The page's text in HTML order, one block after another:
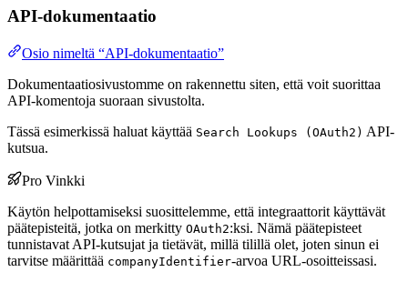
API-dokumentaatio
Osio nimeltä “API-dokumentaatio”
Dokumentaatiosivustomme on rakennettu siten, että voit suorittaa
API-komentoja suoraan sivustolta.
Tässä esimerkissä haluat käyttää Search Lookups (OAuth2) API-
kutsua.
Pro Vinkki
Käytön helpottamiseksi suosittelemme, että integraattorit käyttävät
päätepisteitä, jotka on merkitty OAuth2:ksi. Nämä päätepisteet
tunnistavat API-kutsujat ja tietävät, millä tilillä olet, joten sinun ei
tarvitse määrittää companyIdentifier-arvoa URL-osoitteissasi.